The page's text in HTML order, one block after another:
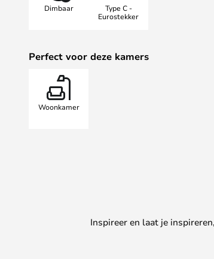
Dimbaar
Type C -
Eurostekker
Perfect voor deze kamers
Woonkamer
Inspireer en laat je